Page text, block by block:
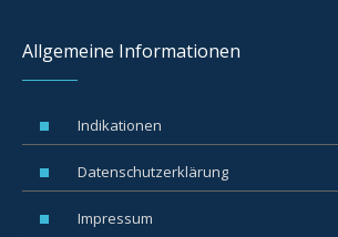
Allgemeine Informationen
Indikationen
Datenschutzerklärung
Impressum